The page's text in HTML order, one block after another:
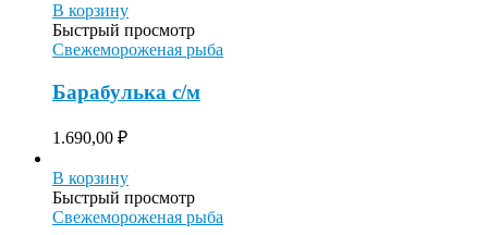
В корзину
Быстрый просмотр
Свежемороженая рыба
Барабулька с/м
1.690,00 ₽
В корзину
Быстрый просмотр
Свежемороженая рыба